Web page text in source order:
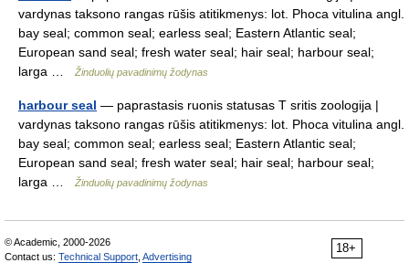
vardynas taksono rangas rūšis atitikmenys: lot. Phoca vitulina angl.
bay seal; common seal; earless seal; Eastern Atlantic seal;
European sand seal; fresh water seal; hair seal; harbour seal;
larga …
Žinduolių pavadinimų žodynas
harbour seal — paprastasis ruonis statusas T sritis zoologija |
vardynas taksono rangas rūšis atitikmenys: lot. Phoca vitulina angl.
bay seal; common seal; earless seal; Eastern Atlantic seal;
European sand seal; fresh water seal; hair seal; harbour seal;
larga …
Žinduolių pavadinimų žodynas
18+
© Academic, 2000-2026
Contact us: Technical Support Advertising